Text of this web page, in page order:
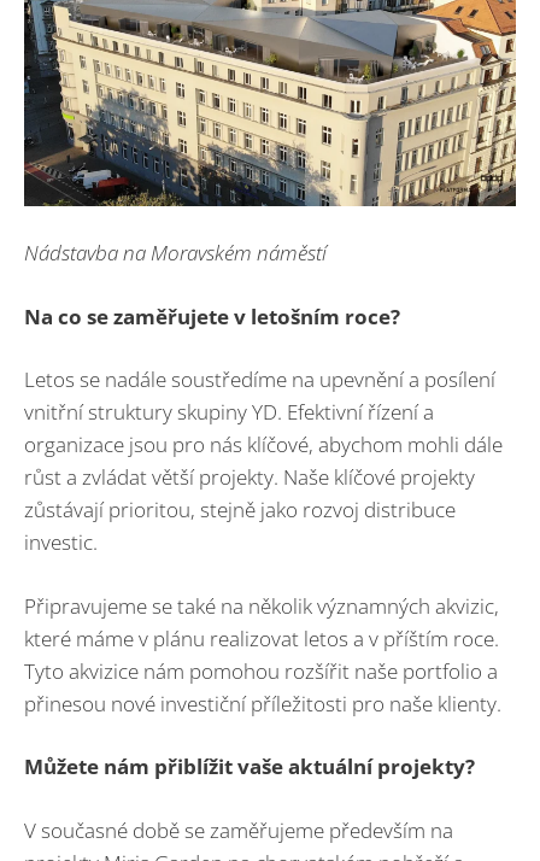
Nádstavba na Moravském náměstí
Na co se zaměřujete v letošním roce?
Letos se nadále soustředíme na upevnění a posílení
vnitřní struktury skupiny YD. Efektivní řízení a
organizace jsou pro nás klíčové, abychom mohli dále
růst a zvládat větší projekty. Naše klíčové projekty
zůstávají prioritou, stejně jako rozvoj distribuce
investic.
Připravujeme se také na několik významných akvizic,
které máme v plánu realizovat letos a v příštím roce.
Tyto akvizice nám pomohou rozšířit naše portfolio a
přinesou nové investiční příležitosti pro naše klienty.
Můžete nám přiblížit vaše aktuální projekty?
V současné době se zaměřujeme především na